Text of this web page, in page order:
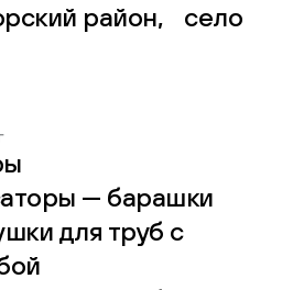
район, село
— барашки
для труб с